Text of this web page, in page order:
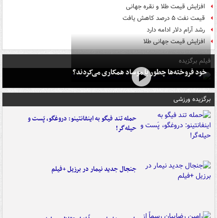
افزایش قیمت طلا و نقره جهانی
قیمت نفت ۵ درصد کاهش یافت
رشد آرام دلار ادامه دارد
افزایش قیمت جهانی طلا
فیلم برگزیده
خود فروخته‌ها چطور با موساد همکاری می‌کردند؟
برگزیده ورزشی
حمله تند فیگو به اینفانتینو: دروغگو، پَست‌ و
حیله‌گر!
جنجال جدید نیمار در برزیل +فیلم